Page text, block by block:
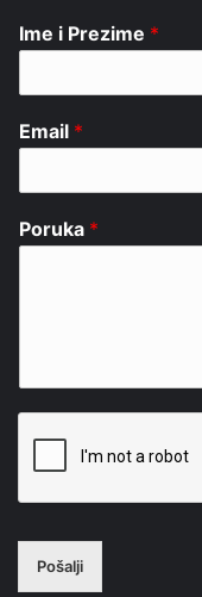
Ime i Prezime *
Email *
Poruka *
Pošalji